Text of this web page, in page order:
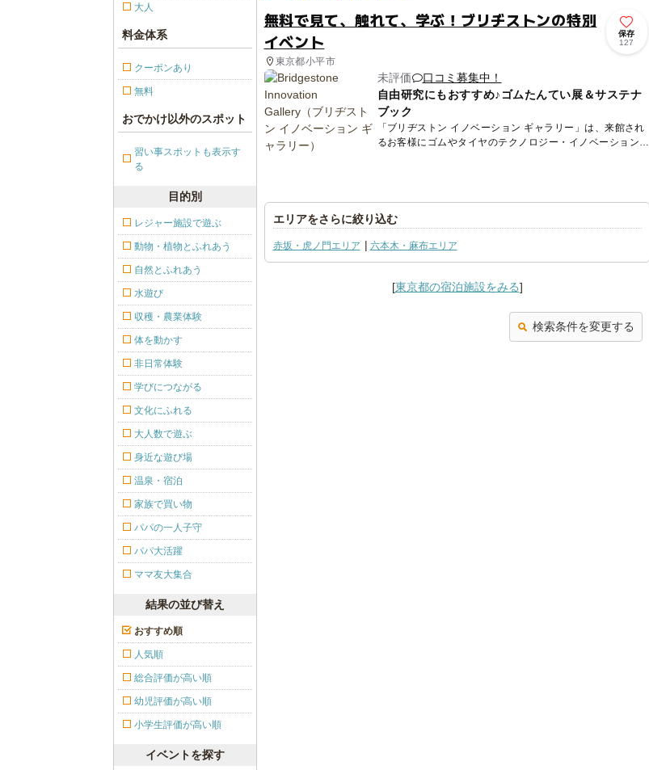
無料で見て、触れて、学ぶ！ブリヂストンの特別
イベント
東京都小平市
保存
127
未評価
口コミ募集中！
自由研究にもおすすめ♪ゴムたんてい展＆サステナ
ブック
「ブリヂストン イノベーション ギャラリー」は、来館され
るお客様にゴムやタイヤのテクノロジー・イノベーションで
エリアをさらに絞り込む
赤坂・虎ノ門エリア 六本木・麻布エリア
[東京都の宿泊施設をみる]
検索条件を変更する
大人
料金体系
クーポンあり
無料
おでかけ以外のスポット
習い事スポットも表示す
る
目的別
レジャー施設で遊ぶ
動物・植物とふれあう
自然とふれあう
水遊び
収穫・農業体験
体を動かす
非日常体験
学びにつながる
文化にふれる
大人数で遊ぶ
身近な遊び場
温泉・宿泊
家族で買い物
パパの一人子守
パパ大活躍
ママ友大集合
結果の並び替え
おすすめ順
人気順
総合評価が高い順
幼児評価が高い順
小学生評価が高い順
イベントを探す